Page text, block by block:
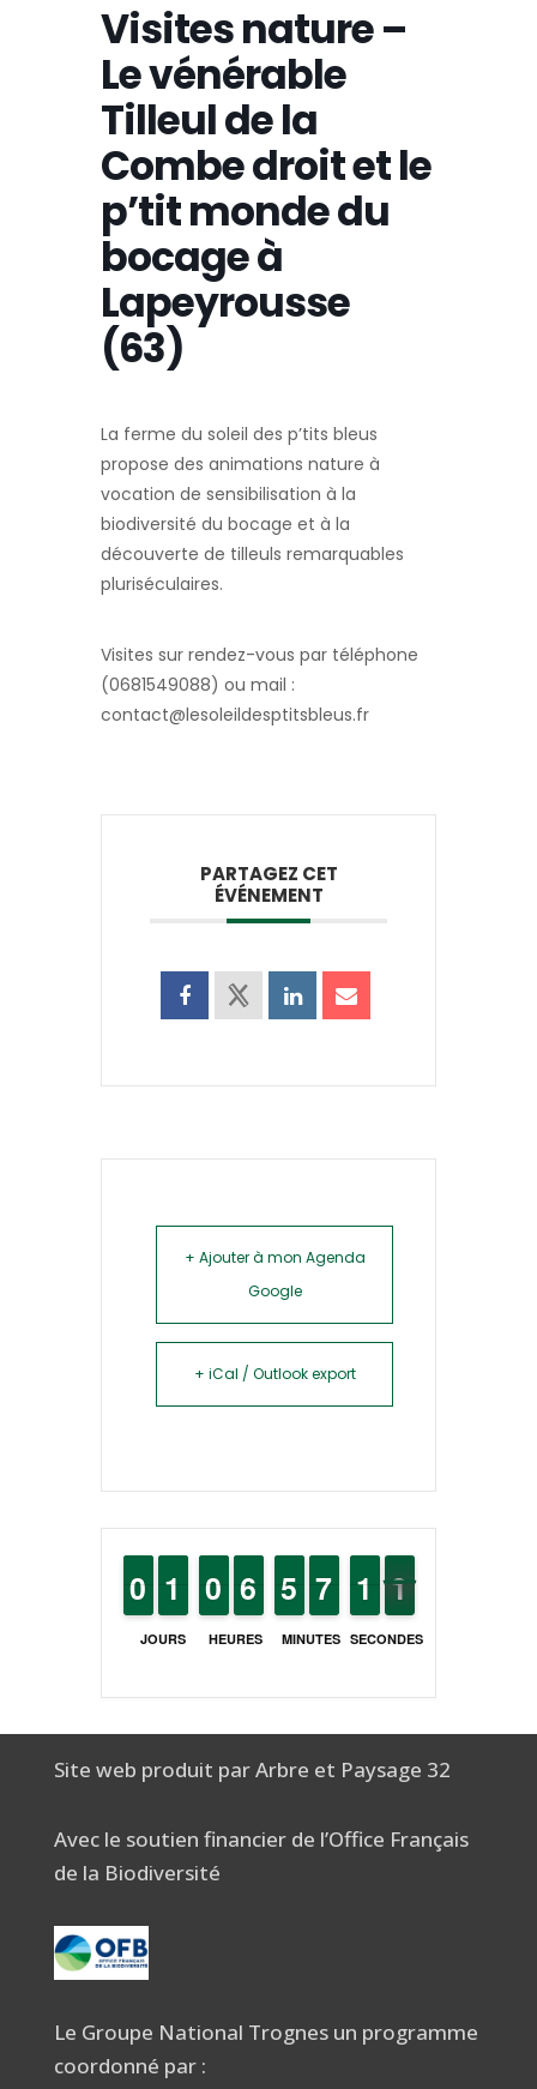
Visites nature –
Le vénérable
Tilleul de la
Combe droit et le
p’tit monde du
bocage à
Lapeyrousse
(63)
La ferme du soleil des p’tits bleus
propose des animations nature à
vocation de sensibilisation à la
biodiversité du bocage et à la
découverte de tilleuls remarquables
pluriséculaires.
Visites sur rendez-vous par téléphone
(0681549088) ou mail :
contact@lesoleildesptitsbleus.fr
PARTAGEZ CET
ÉVÉNEMENT
+ Ajouter à mon Agenda
Google
+ iCal / Outlook export
JOURS
9
9
0
0 1
1
1
1
HEURES
9
9
0
0 5
5
6
6
MINUTES
4
4
5
5 6
6
7
7
SECONDES
1
1
1
1 1
0
0
Site web produit par Arbre et Paysage 32
Avec le soutien financier de l’Office Français
de la Biodiversité
Le Groupe National Trognes un programme
coordonné par :